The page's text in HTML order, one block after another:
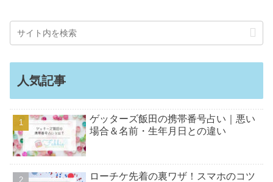
人気記事
ゲッターズ飯田の携帯番号占い｜悪い
場合＆名前・生年月日との違い
ローチケ先着の裏ワザ！スマホのコツ